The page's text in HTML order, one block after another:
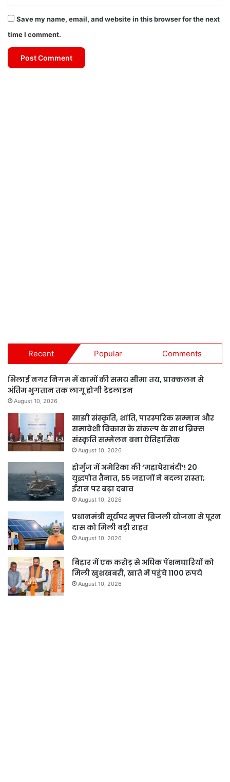
Save my name, email, and website in this browser for the next
time I comment.
Recent Popular Comments
भिलाई नगर निगम में कामों की समय सीमा तय, प्राक्कलन से
अंतिम भुगतान तक लागू होगी डेडलाइन
August 10, 2026
साझी संस्कृति, शांति, पारस्परिक सम्मान और
समावेशी विकास के संकल्प के साथ ब्रिक्स
संस्कृति सम्मेलन बना ऐतिहासिक
August 10, 2026
होर्मुज में अमेरिका की ‘महाघेराबंदी’! 20
युद्धपोत तैनात, 55 जहाजों ने बदला रास्ता;
ईरान पर बढ़ा दबाव
August 10, 2026
प्रधानमंत्री सूर्यघर मुफ्त बिजली योजना से पूरन
दास को मिली बड़ी राहत
August 10, 2026
बिहार में एक करोड़ से अधिक पेंशनधारियों को
मिली खुशखबरी, खाते में पहुंचे 1100 रुपये
August 10, 2026